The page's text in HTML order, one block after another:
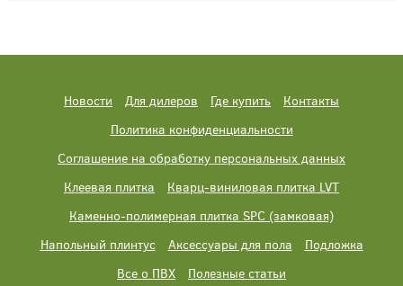
Новости Для дилеров Где купить
Контакты
Политика конфиденциальности
Соглашение на обработку персональных данных
Клеевая плитка
Кварц-виниловая плитка LVT
Каменно-полимерная плитка SPC (замковая)
Напольный плинтус
Аксессуары для пола
Подложка
Все о ПВХ
Полезные статьи